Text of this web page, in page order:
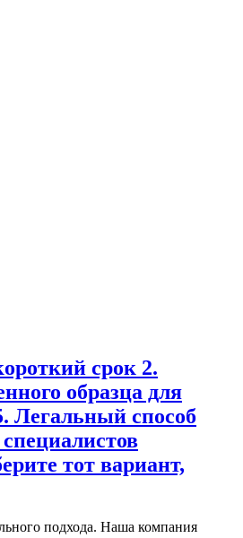
срок 2.
образца для
Легальный способ
тот вариант,
подхода. Наша компания